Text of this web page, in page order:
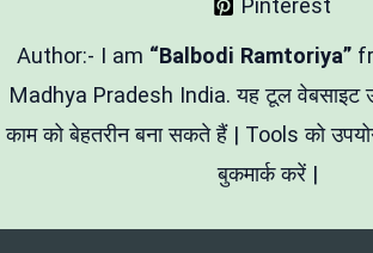
मार्गदर्शक
टूल
Pinterest
Author:- I am “Balbodi Ramtoriya”
Madhya Pradesh India. यह टूल वेबसाइट
काम को बेहतरीन बना सकते हैं | Tools को
बुकमार्क करें |